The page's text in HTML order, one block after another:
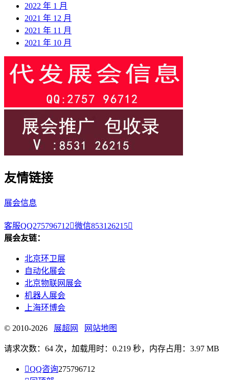
2022 年 1 月
2021 年 12 月
2021 年 11 月
2021 年 10 月
友情链接
展会信息
客服QQ275796712微信853126215
展会友链：
北京环卫展
自动化展会
北京物联网展会
机器人展会
上海环博会
© 2010-2026 展超网 网站地图
请求次数：64 次，加载用时：0.219 秒，内存占用：3.97 MB
QQ咨询275796712